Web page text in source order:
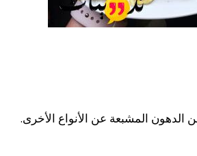
الدهون المشبعة عن الأنواع الأخرى.